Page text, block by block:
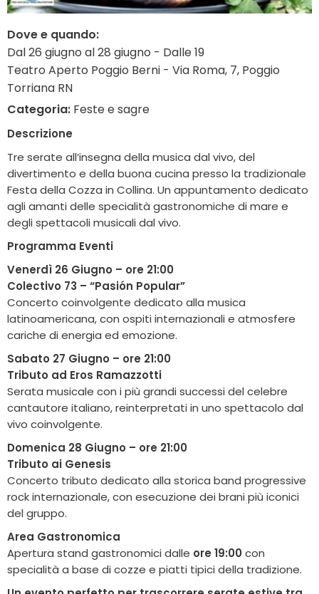
Dove e quando:
Dal 26 giugno al 28 giugno - Dalle 19
Teatro Aperto Poggio Berni - Via Roma, 7, Poggio
Torriana RN
Categoria: Feste e sagre
Descrizione
Tre serate all’insegna della musica dal vivo, del
divertimento e della buona cucina presso la tradizionale
Festa della Cozza in Collina. Un appuntamento dedicato
agli amanti delle specialità gastronomiche di mare e
degli spettacoli musicali dal vivo.
Programma Eventi
Venerdì 26 Giugno – ore 21:00
Colectivo 73 – “Pasión Popular”
Concerto coinvolgente dedicato alla musica
latinoamericana, con ospiti internazionali e atmosfere
cariche di energia ed emozione.
Sabato 27 Giugno – ore 21:00
Tributo ad Eros Ramazzotti
Serata musicale con i più grandi successi del celebre
cantautore italiano, reinterpretati in uno spettacolo dal
vivo coinvolgente.
Domenica 28 Giugno – ore 21:00
Tributo ai Genesis
Concerto tributo dedicato alla storica band progressive
rock internazionale, con esecuzione dei brani più iconici
del gruppo.
Area Gastronomica
Apertura stand gastronomici dalle ore 19:00con
specialità a base di cozze e piatti tipici della tradizione.